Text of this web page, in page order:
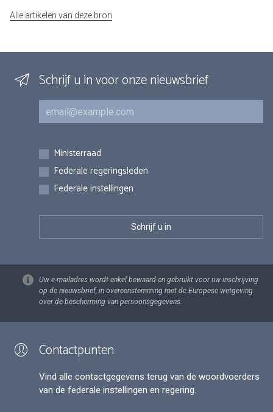
Alle artikelen van deze bron
Schrijf u in voor onze nieuwsbrief
E-mail
Inschrijvingen
Ministerraad
Federale regeringsleden
Federale instellingen
Uw e-mailadres wordt enkel bewaard en gebruikt voor uw inschrijving
op de nieuwsbrief, in overeenstemming met de Europese wetgeving
over de bescherming van persoonsgegevens.
Contactpunten
Vind alle contactgegevens terug van de woordvoerders
van de federale instellingen en regering.